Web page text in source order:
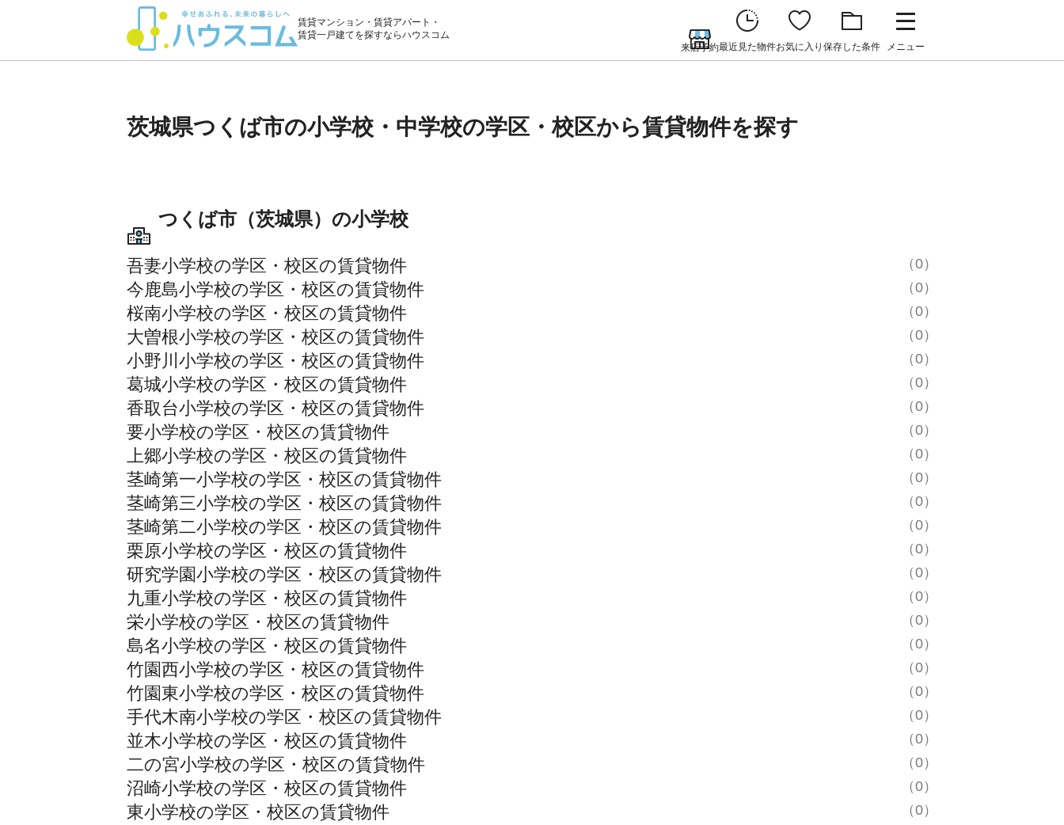
賃貸マンション・賃貸アパート・
賃貸一戸建てを探すならハウスコム
来店予約最近見た物件お気に入り 保存した条件 メニュー
茨城県つくば市の小学校・中学校の学区・校区から賃貸物件を探す
つくば市（茨城県）の小学校
吾妻小学校の学区・校区の賃貸物件 （0）
今鹿島小学校の学区・校区の賃貸物件 （0）
桜南小学校の学区・校区の賃貸物件 （0）
大曽根小学校の学区・校区の賃貸物件 （0）
小野川小学校の学区・校区の賃貸物件 （0）
葛城小学校の学区・校区の賃貸物件 （0）
香取台小学校の学区・校区の賃貸物件 （0）
要小学校の学区・校区の賃貸物件 （0）
上郷小学校の学区・校区の賃貸物件 （0）
茎崎第一小学校の学区・校区の賃貸物件 （0）
茎崎第三小学校の学区・校区の賃貸物件 （0）
茎崎第二小学校の学区・校区の賃貸物件 （0）
栗原小学校の学区・校区の賃貸物件 （0）
研究学園小学校の学区・校区の賃貸物件 （0）
九重小学校の学区・校区の賃貸物件 （0）
栄小学校の学区・校区の賃貸物件 （0）
島名小学校の学区・校区の賃貸物件 （0）
竹園西小学校の学区・校区の賃貸物件 （0）
竹園東小学校の学区・校区の賃貸物件 （0）
手代木南小学校の学区・校区の賃貸物件 （0）
並木小学校の学区・校区の賃貸物件 （0）
二の宮小学校の学区・校区の賃貸物件 （0）
沼崎小学校の学区・校区の賃貸物件 （0）
東小学校の学区・校区の賃貸物件 （0）